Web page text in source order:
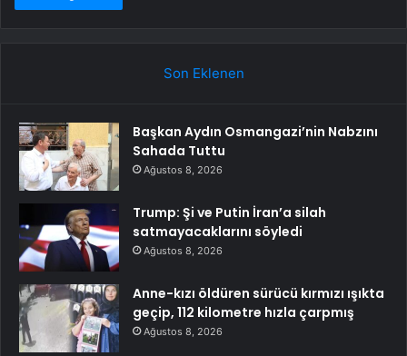
Son Eklenen
Başkan Aydın Osmangazi’nin Nabzını
Sahada Tuttu
Ağustos 8, 2026
Trump: Şi ve Putin İran’a silah
satmayacaklarını söyledi
Ağustos 8, 2026
Anne-kızı öldüren sürücü kırmızı ışıkta
geçip, 112 kilometre hızla çarpmış
Ağustos 8, 2026